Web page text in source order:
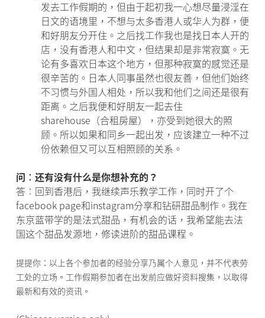
发去工作假期的，但由于起初我一心想尽量浸淫在
日文的语境里，不想与太多香港人或华人为群，便
和好朋友分开住。之后找工作我也是找日本人开的
店，没有香港人和中文，但结果却是非常寂寞。无
论有多喜欢日本这个地方，但那种寂寞的感觉还是
很辛苦的。日本人同事虽然也很友善，但他们始终
不习惯与外国人相处，所以我和他们之间还是很有
距离。之后我便和好朋友一起去住
sharehouse（合租房屋），亦受到她很大的照
顾。所以如果和同乡一起出发，应该建立一种不过
份依赖但又可以互相照顾的关系。
问︰还有没有什么是你想补充的？
答︰回到香港后，我继续声乐教学工作，同时开了个
facebook page和instagram分享和钻研甜品制作。我在
东京蓝带学的是法式甜品，有机会的话，我希望能去法
国这个甜品发源地，修读进阶的甜品课程。
提提你：以上各个参加者的经验分享乃属个人意见，并不代表劳
工处的立场。工作假期参加者在出发前应做好资料搜集，以取得
最新和有效的资讯。